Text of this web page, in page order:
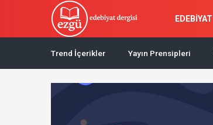
EDEBİYAT
Trend İçerikler Yayın Prensipleri